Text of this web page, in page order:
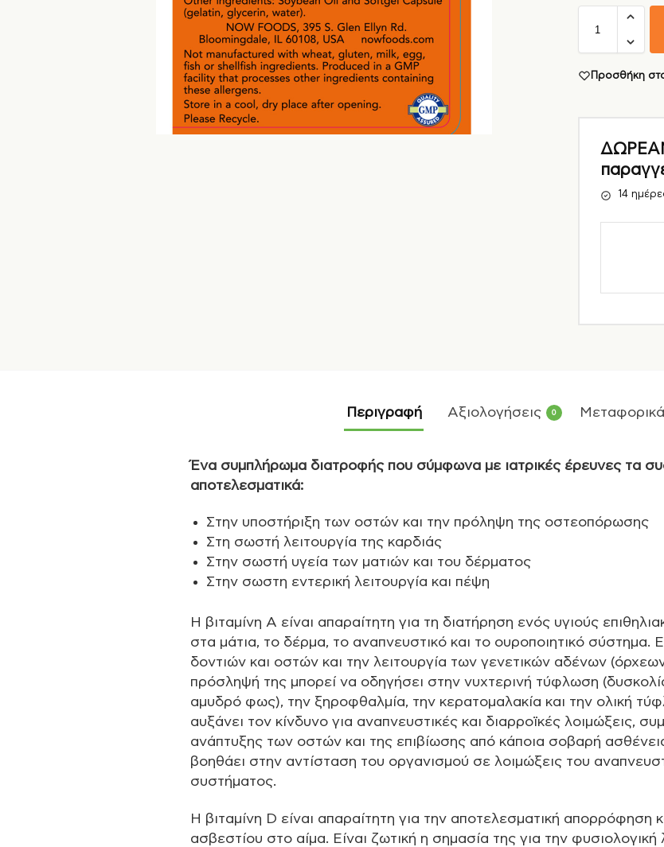
Προσθήκη
ΔΩΡΕΑΝ
14
Περιγραφή Αξιολογήσεις 0 Μεταφορικά
Ένα συμπλήρωμα διατροφής που σύμφωνα με ιατρικές έρευνες τα
αποτελεσματικά:
Στην υποστήριξη των οστών και την πρόληψη της οστεοπόρωσης
Στη σωστή λειτουργία της καρδιάς
Στην σωστή υγεία των ματιών και του δέρματος
Στην σωστη εντερική λειτουργία και πέψη
Η βιταμίνη Α είναι απαραίτητη για τη διατήρηση ενός υγιούς
στα μάτια, το δέρμα, το αναπνευστικό και το ουροποιητικό σύστημα.
δοντιών και οστών και την λειτουργία των γενετικών αδένων
πρόσληψή της μπορεί να οδηγήσει στην νυχτερινή τύφλωση
αμυδρό φως), την ξηροφθαλμία, την κερατομαλακία και την ολική
αυξάνει τον κίνδυνο για αναπνευστικές και διαρροϊκές λοιμώξεις,
ανάπτυξης των οστών και της επιβίωσης από κάποια σοβαρή
βοηθάει στην αντίσταση του οργανισμού σε λοιμώξεις του
συστήματος.
Η βιταμίνη D είναι απαραίτητη για την αποτελεσματική απορρόφηση
ασβεστίου στο αίμα. Είναι ζωτική η σημασία της για την φυσιολογική